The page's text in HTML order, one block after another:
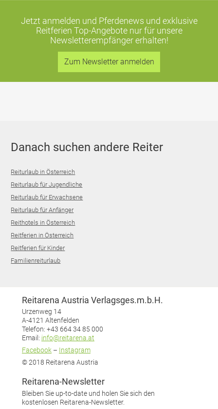
Jetzt anmelden und Pferdenews und exklusive
Reitferien Top-Angebotenur für unsere
Newsletterempfänger erhalten!
Zum Newsletter anmelden
Danach suchen andere Reiter
Reiturlaub in Österreich
Reiturlaub für Jugendliche
Reiturlaub für Erwachsene
Reiturlaub für Anfänger
Reithotels in Österreich
Reitferien in Österreich
Reitferien für Kinder
Familienreiturlaub
Reitarena Austria Verlagsges.m.b.H.
Urzenweg 14
A-4121 Altenfelden
Telefon: +43 664 34 85 000
Email: info@reitarena.at
Facebook – Instagram
© 2018 Reitarena Austria
Reitarena-Newsletter
Bleiben Sie up-to-date und holen Sie sich den
kostenlosen Reitarena-Newsletter.